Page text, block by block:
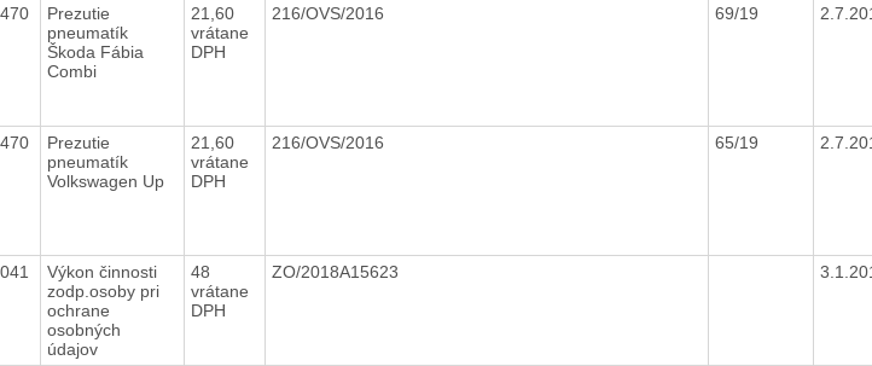
Prezutie
pneumatík
Škoda Fábia
Combi
21,60
vrátane
DPH
216/OVS/2016 69/19
Prezutie
pneumatík
Volkswagen Up
21,60
vrátane
DPH
216/OVS/2016 65/19
Výkon činnosti
zodp.osoby pri
ochrane
osobných
údajov
48
vrátane
DPH
ZO/2018A15623